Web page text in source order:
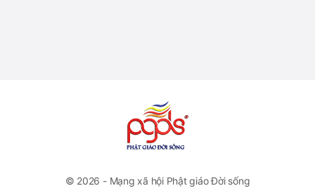
© 2026 - Mạng xã hội Phật giáo Đời sống